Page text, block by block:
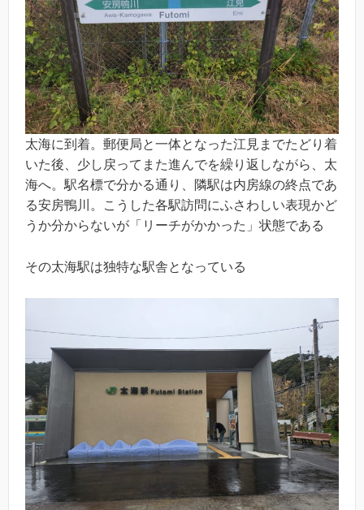
太海に到着。郵便局と一体となった江見までたどり着
いた後、少し戻ってまた進んでを繰り返しながら、太
海へ。駅名標で分かる通り、隣駅は内房線の終点であ
る安房鴨川。こうした各駅訪問にふさわしい表現かど
うか分からないが「リーチがかかった」状態である
その太海駅は独特な駅舎となっている